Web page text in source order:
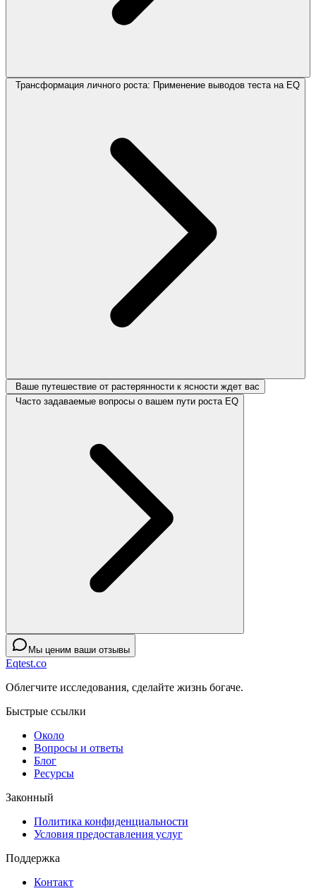
Трансформация личного роста: Применение выводов теста на EQ
Ваше путешествие от растерянности к ясности ждет вас
Часто задаваемые вопросы о вашем пути роста EQ
Мы ценим ваши отзывы
Eqtest.co
Облегчите исследования, сделайте жизнь богаче.
Быстрые ссылки
Около
Вопросы и ответы
Блог
Ресурсы
Законный
Политика конфиденциальности
Условия предоставления услуг
Поддержка
Контакт